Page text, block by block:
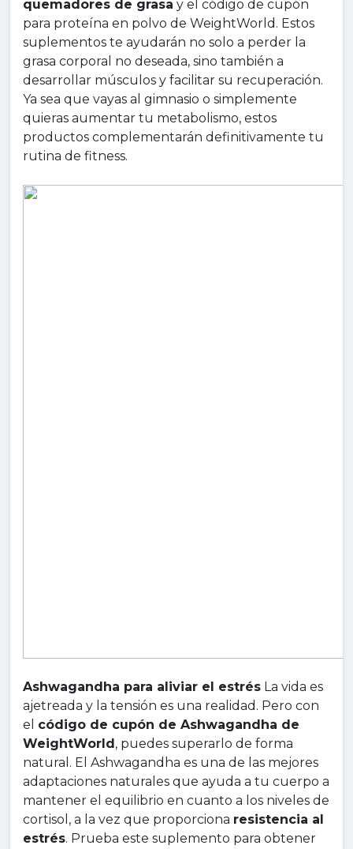
quemadores de grasa y el código de cupón
para proteína en polvo de WeightWorld. Estos
suplementos te ayudarán no solo a perder la
grasa corporal no deseada, sino también a
desarrollar músculos y facilitar su recuperación.
Ya sea que vayas al gimnasio o simplemente
quieras aumentar tu metabolismo, estos
productos complementarán definitivamente tu
rutina de fitness.
Ashwagandha para aliviar el estrés La vida es
ajetreada y la tensión es una realidad. Pero con
el código de cupón de Ashwagandha de
WeightWorld , puedes superarlo de forma
natural. El Ashwagandha es una de las mejores
adaptaciones naturales que ayuda a tu cuerpo a
mantener el equilibrio en cuanto a los niveles de
cortisol, a la vez que proporciona resistencia al
estrés. Prueba este suplemento para obtener